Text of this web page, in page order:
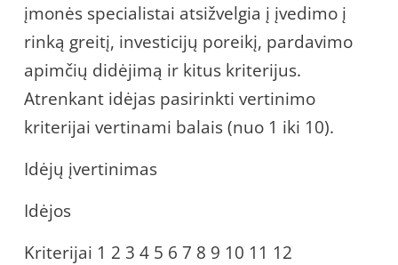
įmonės specialistai atsižvelgia į įvedimo į
rinką greitį, investicijų poreikį, pardavimo
apimčių didėjimą ir kitus kriterijus.
Atrenkant idėjas pasirinkti vertinimo
kriterijai vertinami balais (nuo 1 iki 10).
Idėjų įvertinimas
Idėjos
Kriterijai 1 2 3 4 5 6 7 8 9 10 11 12